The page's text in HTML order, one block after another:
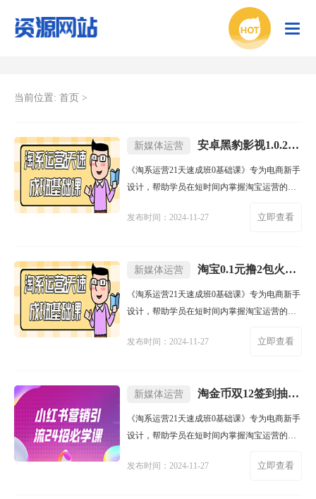
当前位置: 首页 >
新媒体运营 安卓黑豹影视1.0.2绿化版
《淘系运营21天速成班0基础课》专为电商新手
设计，帮助学员在短时间内掌握淘宝运营的核
发布时间：2024-11-27
立即查看
新媒体运营 淘宝0.1元撸2包火鸡面包邮
《淘系运营21天速成班0基础课》专为电商新手
设计，帮助学员在短时间内掌握淘宝运营的核
发布时间：2024-11-27
立即查看
新媒体运营 淘金币双12签到抽随机淘宝红包
《淘系运营21天速成班0基础课》专为电商新手
设计，帮助学员在短时间内掌握淘宝运营的核
发布时间：2024-11-27
立即查看